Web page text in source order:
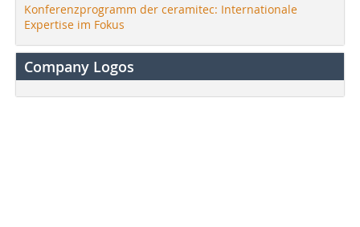
Konferenzprogramm der ceramitec: Internationale
Expertise im Fokus
Company Logos